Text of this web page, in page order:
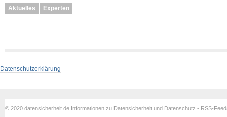
Aktuelles Experten
Datenschutzerklärung
© 2020 datensicherheit.de Informationen zu Datensicherheit und Datenschutz - RSS-